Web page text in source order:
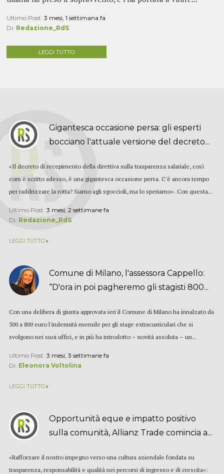
Ultimo Post:3 mesi, 1 settimana fa
Di: Redazione_RdS
LEGGI TUTTO
Gigantesca occasione persa: gli esperti
bocciano l'attuale versione del decreto...
«Il decreto di recepimento della direttiva sulla trasparenza salariale, così
com'è scritto adesso, è una gigantesca occasione persa. C'è ancora tempo
per raddrizzare la rotta? Siamo agli sgoccioli, ma lo speriamo». Con questa...
Ultimo Post: 3 mesi, 2 settimane fa
Di: Redazione_RdS
LEGGI TUTTO
Comune di Milano, l'assessora Cappello:
“D'ora in poi pagheremo gli stagisti 800...
Con una delibera di giunta approvata ieri il Comune di Milano ha innalzato da
300 a 800 euro l'indennità mensile per gli stage extracurriculari che si
svolgono nei suoi uffici, e in più ha introdotto – novità assoluta – un...
Ultimo Post: 3 mesi, 3 settimane fa
Di: Eleonora Voltolina
LEGGI TUTTO
Opportunità eque e impatto positivo
sulla comunità, Allianz Trade comincia a...
«Rafforzare il nostro impegno verso una cultura aziendale fondata su
trasparenza, responsabilità e qualità nei percorsi di ingresso e di crescita»: